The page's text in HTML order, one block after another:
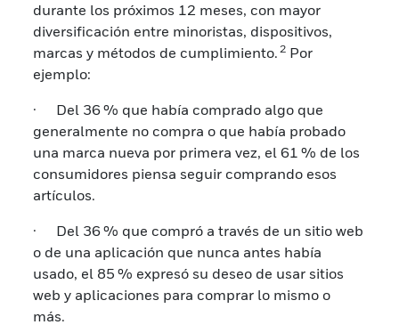
durante los próximos 12 meses, con mayor
diversificación entre minoristas, dispositivos,
marcas y métodos de cumplimiento. 2 Por
ejemplo:
· Del 36 % que había comprado algo que
generalmente no compra o que había probado
una marca nueva por primera vez, el 61 % de los
consumidores piensa seguir comprando esos
artículos.
· Del 36 % que compró a través de un sitio web
o de una aplicación que nunca antes había
usado, el 85 % expresó su deseo de usar sitios
web y aplicaciones para comprar lo mismo o
más.